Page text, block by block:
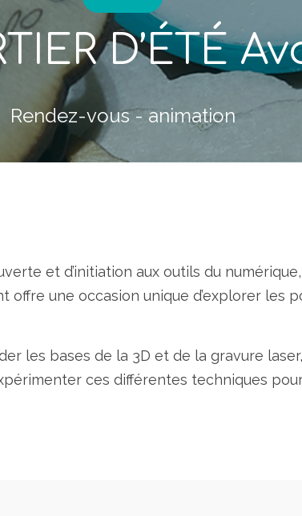
D’ÉTÉ
Rendez-vous - animation
et d’initiation aux outils du
offre une occasion unique d’explorer les
les bases de la 3D et de la gravure
ces différentes techniques